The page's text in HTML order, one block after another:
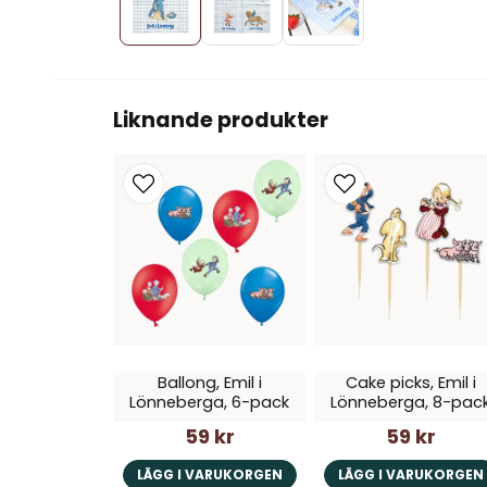
Liknande produkter
Ballong, Emil i
Lönneberga, 6-pack
59 kr
LÄGG I VARUKORGEN
Cake picks, Emil i
Lönneberga, 8-
59 kr
LÄGG I VARUKORGEN